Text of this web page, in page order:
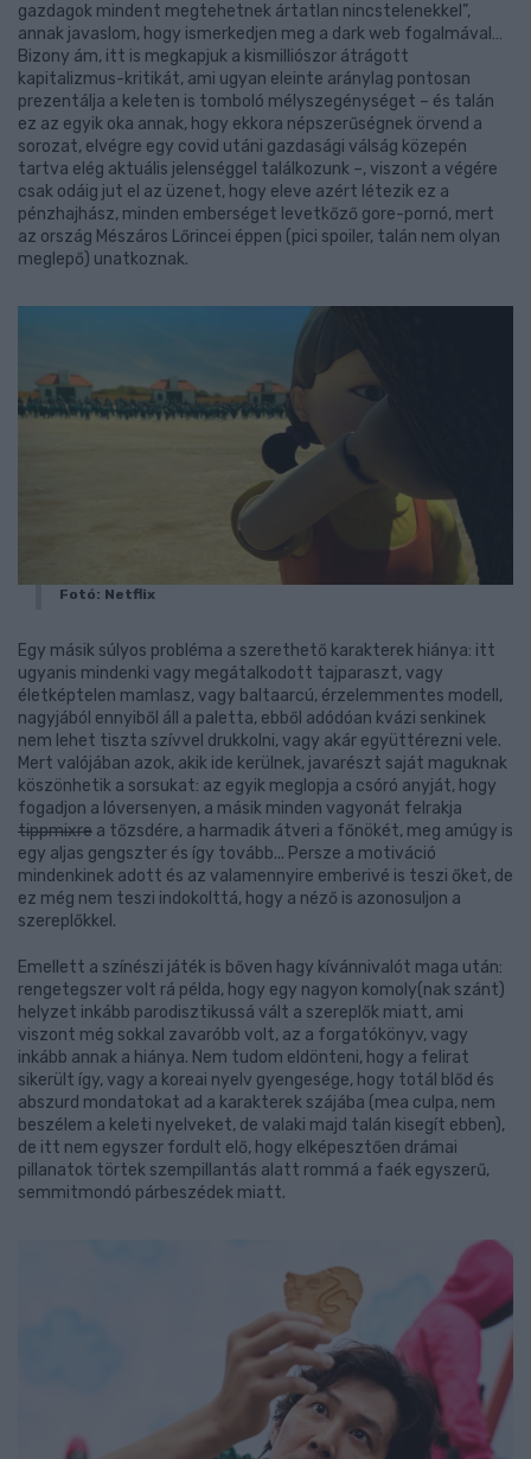
gazdagok mindent megtehetnek ártatlan nincstelenekkel”,
annak javaslom, hogy ismerkedjen meg a dark web fogalmával…
Bizony ám, itt is megkapjuk a kismilliószor átrágott
kapitalizmus-kritikát, ami ugyan eleinte aránylag pontosan
prezentálja a keleten is tomboló mélyszegénységet – és talán
ez az egyik oka annak, hogy ekkora népszerűségnek örvend a
sorozat, elvégre egy covid utáni gazdasági válság közepén
tartva elég aktuális jelenséggel találkozunk –, viszont a végére
csak odáig jut el az üzenet, hogy eleve azért létezik ez a
pénzhajhász, minden emberséget levetkőző gore-pornó, mert
az ország Mészáros Lőrincei éppen (pici spoiler, talán nem olyan
meglepő) unatkoznak.
Fotó: Netflix
Egy másik súlyos probléma a szerethető karakterek hiánya: itt
ugyanis mindenki vagy megátalkodott tajparaszt, vagy
életképtelen mamlasz, vagy baltaarcú, érzelemmentes modell,
nagyjából ennyiből áll a paletta, ebből adódóan kvázi senkinek
nem lehet tiszta szívvel drukkolni, vagy akár együttérezni vele.
Mert valójában azok, akik ide kerülnek, javarészt saját maguknak
köszönhetik a sorsukat: az egyik meglopja a csóró anyját, hogy
fogadjon a lóversenyen, a másik minden vagyonát felrakja
tippmixre a tőzsdére, a harmadik átveri a főnökét, meg amúgy is
egy aljas gengszter és így tovább... Persze a motiváció
mindenkinek adott és az valamennyire emberivé is teszi őket, de
ez még nem teszi indokolttá, hogy a néző is azonosuljon a
szereplőkkel.
Emellett a színészi játék is bőven hagy kívánnivalót maga után:
rengetegszer volt rá példa, hogy egy nagyon komoly(nak szánt)
helyzet inkább parodisztikussá vált a szereplők miatt, ami
viszont még sokkal zavaróbb volt, az a forgatókönyv, vagy
inkább annak a hiánya. Nem tudom eldönteni, hogy a felirat
sikerült így, vagy a koreai nyelv gyengesége, hogy totál blőd és
abszurd mondatokat ad a karakterek szájába (mea culpa, nem
beszélem a keleti nyelveket, de valaki majd talán kisegít ebben),
de itt nem egyszer fordult elő, hogy elképesztően drámai
pillanatok törtek szempillantás alatt rommá a faék egyszerű,
semmitmondó párbeszédek miatt.